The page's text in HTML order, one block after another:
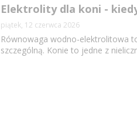
Elektrolity dla koni -
piątek, 12 czerwca 2026
Równowaga wodno-elektrolitowa
szczególną. Konie to jedne z